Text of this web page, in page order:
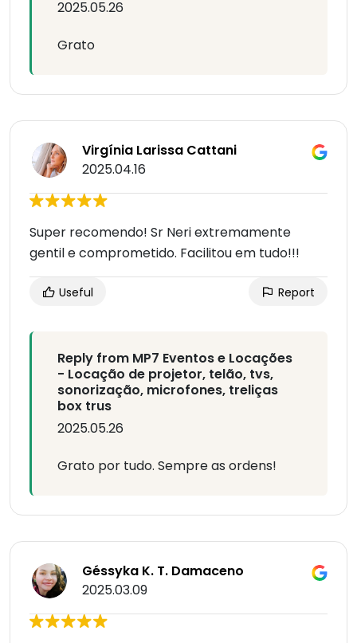
2025.05.26
Grato
Virgínia Larissa Cattani
2025.04.16
Super recomendo! Sr Neri extremamente
gentil e comprometido. Facilitou em tudo!!!
Useful Report
Reply from MP7 Eventos e Locações
- Locação de projetor, telão, tvs,
sonorização, microfones, treliças
box trus
2025.05.26
Grato por tudo. Sempre as ordens!
Géssyka K. T. Damaceno
2025.03.09